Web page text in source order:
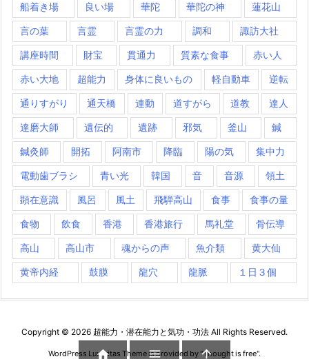
船着き場 良い場 華陀 華陀の神 蓮花山
言の葉 言霊 言霊の力 調和 諏訪大社
講座時間 財宝 貫通力 質素な食事 赤い人
赤い大地 超能力 身体に良いもの 軽自動車 逆転
通りすがり 通天橋 連動 道すがら 道教 達人
達磨大師 遺伝的 遺跡 邪気 釜山 鍼
鍼灸師 開拓 阿南市 降臨 陽の気 集中力
電動歯ブラシ 青い光 韓国 音 音源 領土
顕在意識 風呂 風土 飛騨高山 食事 食事の量
食物 飲食 香港 香港旅行 馬礼堂 骨伝導
高山 高山市 魂からの声 魚介類 黄大仙
黄帝内経 鼓膜 龍穴 龍脈 １日３個
Copyright © 2026 超能力・潜在能力と気功・功法 All Rights Reserved.
WordPress Luxeritas Theme is provided by "Thought is free".
  